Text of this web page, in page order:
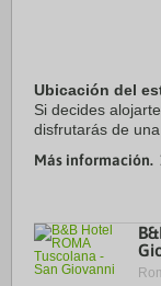
Ubicación del
Si decides
disfrutarás de
Foro romano.
Más información.